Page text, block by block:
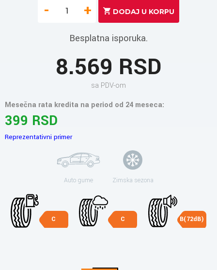
- +
Besplatna isporuka.
8.569 RSD
sa PDV-om
Mesečna rata kredita na period od 24 meseca:
399 RSD
Reprezentativni primer
Auto gume Zimska sezona
C C B(72dB)